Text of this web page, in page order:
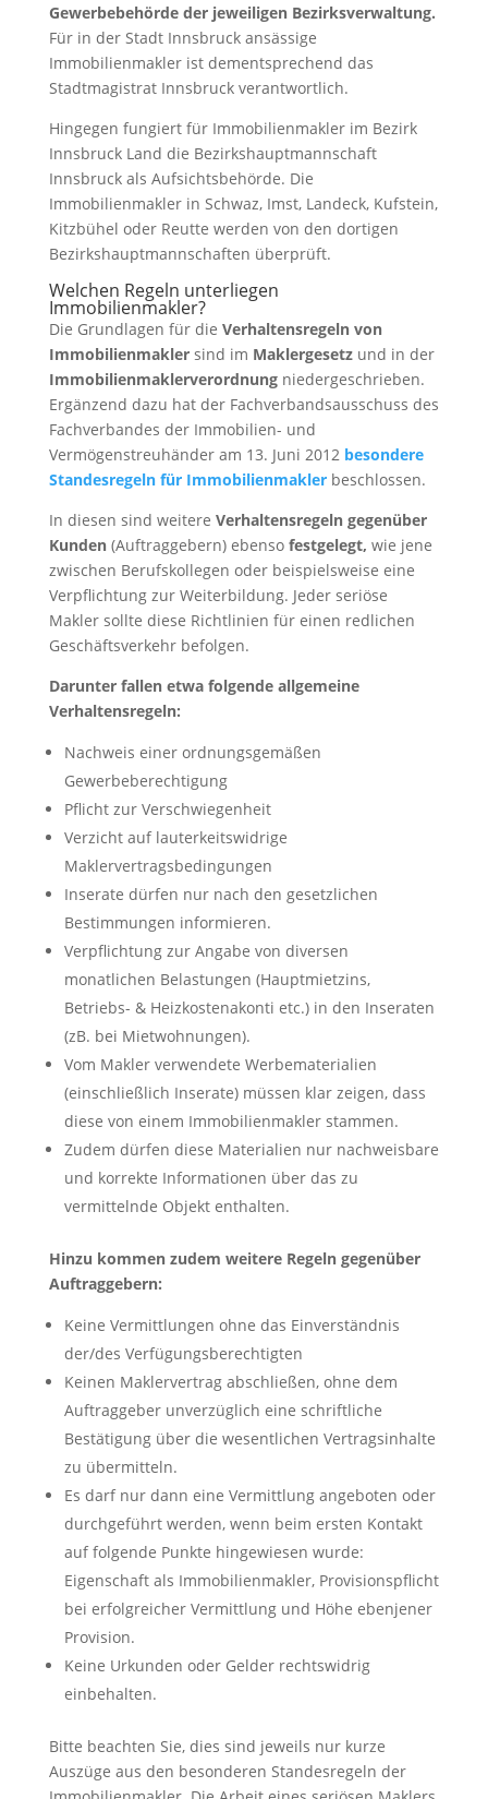
Gewerbebehörde der jeweiligen Bezirksverwaltung.
Für in der Stadt Innsbruck ansässige
Immobilienmakler ist dementsprechend das
Stadtmagistrat Innsbruck verantwortlich.
Hingegen fungiert für Immobilienmakler im Bezirk
Innsbruck Land die Bezirkshauptmannschaft
Innsbruck als Aufsichtsbehörde. Die
Immobilienmakler in Schwaz, Imst, Landeck, Kufstein,
Kitzbühel oder Reutte werden von den dortigen
Bezirkshauptmannschaften überprüft.
Welchen Regeln unterliegen
Immobilienmakler?
Die Grundlagen für die Verhaltensregeln von
Immobilienmaklersind im Maklergesetzund in der
Immobilienmaklerverordnungniedergeschrieben.
Ergänzend dazu hat der Fachverbandsausschuss des
Fachverbandes der Immobilien- und
Vermögenstreuhänder am 13. Juni 2012 besondere
Standesregeln für Immobilienmaklerbeschlossen.
In diesen sind weitere Verhaltensregeln gegenüber
Kunden(Auftraggebern) ebenso festgelegt, wie jene
zwischen Berufskollegen oder beispielsweise eine
Verpflichtung zur Weiterbildung. Jeder seriöse
Makler sollte diese Richtlinien für einen redlichen
Geschäftsverkehr befolgen.
Darunter fallen etwa folgende allgemeine
Verhaltensregeln:
Nachweis einer ordnungsgemäßen
Gewerbeberechtigung
Pflicht zur Verschwiegenheit
Verzicht auf lauterkeitswidrige
Maklervertragsbedingungen
Inserate dürfen nur nach den gesetzlichen
Bestimmungen informieren.
Verpflichtung zur Angabe von diversen
monatlichen Belastungen (Hauptmietzins,
Betriebs- & Heizkostenakonti etc.) in den Inseraten
(zB. bei Mietwohnungen).
Vom Makler verwendete Werbematerialien
(einschließlich Inserate) müssen klar zeigen, dass
diese von einem Immobilienmakler stammen.
Zudem dürfen diese Materialien nur nachweisbare
und korrekte Informationen über das zu
vermittelnde Objekt enthalten.
Hinzu kommen zudem weitere Regeln gegenüber
Auftraggebern:
Keine Vermittlungen ohne das Einverständnis
der/des Verfügungsberechtigten
Keinen Maklervertrag abschließen, ohne dem
Auftraggeber unverzüglich eine schriftliche
Bestätigung über die wesentlichen Vertragsinhalte
zu übermitteln.
Es darf nur dann eine Vermittlung angeboten oder
durchgeführt werden, wenn beim ersten Kontakt
auf folgende Punkte hingewiesen wurde:
Eigenschaft als Immobilienmakler, Provisionspflicht
bei erfolgreicher Vermittlung und Höhe ebenjener
Provision.
Keine Urkunden oder Gelder rechtswidrig
einbehalten.
Bitte beachten Sie, dies sind jeweils nur kurze
Auszüge aus den besonderen Standesregeln der